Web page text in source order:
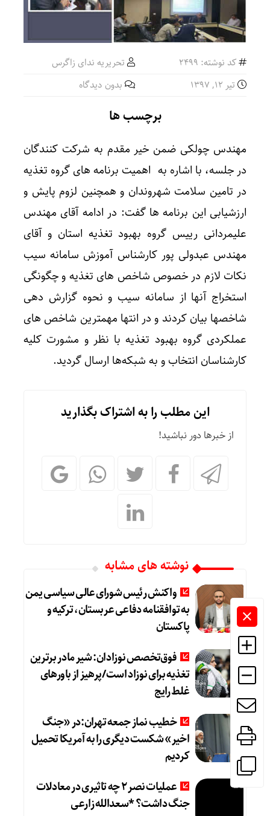
کد نوشته: 2499
تحریریه ندای زاگرس
تیر ۱۲, ۱۳۹۷
بدون دیدگاه
برچسب ها
مهندس چولکی ضمن خیر مقدم به شرکت کنندگان
در جلسه، با اشاره به اهمیت برنامه های گروه تغذیه
در تامین سلامت شهروندان و همچنین لزوم پایش و
ارزشیابی این برنامه ها گفت: در ادامه آقای مهندس
علیمردانی رییس گروه بهبود تغذیه استان و آقای
مهندس عبدولی پور کارشناس آموزش سامانه سیب
نکات لازم در خصوص شاخص های تغذیه و چگونگی
استخراج آنها از سامانه سیب و نحوه گزارش دهی
شاخصها بیان کردند و در انتها مهمترین شاخص های
عملکردی گروه بهبود تغذیه با نظر و مشورت کلیه
کارشناسان انتخاب و به شبکه‌ها ارسال گردید.
این مطلب را به اشتراک بگذارید
از خبرها دور نباشید!
نوشته های مشابه
واکنش رئیس شورای عالی سیاسی یمن
به توافقنامه دفاعی عربستان، ترکیه و
پاکستان
فوق‌تخصص نوزادان: شیر مادر برترین
تغذیه برای نوزاد است/پرهیز از باورهای
غلط رایج
خطیب نماز جمعه تهران:در «جنگ
اخیر» شکست دیگری را به آمریکا تحمیل
کردیم
عملیات نصر ۲ چه تاثیری در معادلات
جنگ داشت؟ *سعدالله زارعی